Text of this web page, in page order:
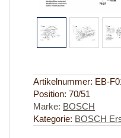
Artikelnummer: EB-
Position: 70/51
Marke: BOSCH
Kategorie: BOSCH